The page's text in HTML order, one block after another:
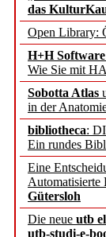
das
Open Library:
H+H
Wie Sie mit
Sobotta Atlas
in der
bibliotheca:
Ein rundes
Eine
Automatisierte
Gütersloh
Die neue utb
utb-studi-e-
und